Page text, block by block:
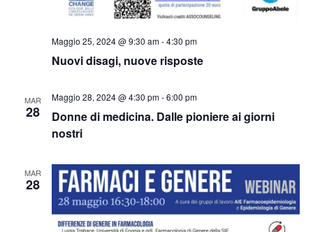
Nuovi disagi, nuove risposte
Maggio 25, 2024 @ 9:30 am-4:30 pm
MAR
28
Donne di medicina. Dalle pioniere ai giorni
nostri
Maggio 28, 2024 @ 4:30 pm-6:00 pm
MAR
28